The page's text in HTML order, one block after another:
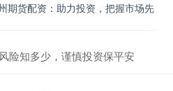
期货配资：助力投资，把握市场先
险知多少，谨慎投资保平安